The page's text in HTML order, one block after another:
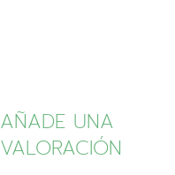
AÑADE UNA
VALORACIÓN